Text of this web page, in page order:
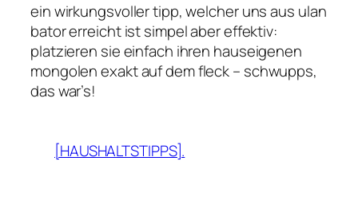
ein wirkungsvoller tipp, welcher uns aus ulan
bator erreicht ist simpel aber effektiv:
platzieren sie einfach ihren hauseigenen
mongolen exakt auf dem fleck – schwupps,
das war’s!
[HAUSHALTSTIPPS].